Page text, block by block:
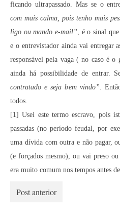
ficando ultrapassado. Mas se o
com mais calma, pois tenho mais
ligo ou mando e-mail”, é o sinal
e o entrevistador ainda vai entregar
responsável pela vaga ( no caso é
ainda há possibilidade de entrar.
contratado e seja bem vindo”.
todos.
[1] Usei este termo escravo, pois
passadas (no período feudal, por
uma dívida com outra e não pagar,
(e forçados mesmo), ou vai preso
era muito comum nos tempos antes
Post anterior